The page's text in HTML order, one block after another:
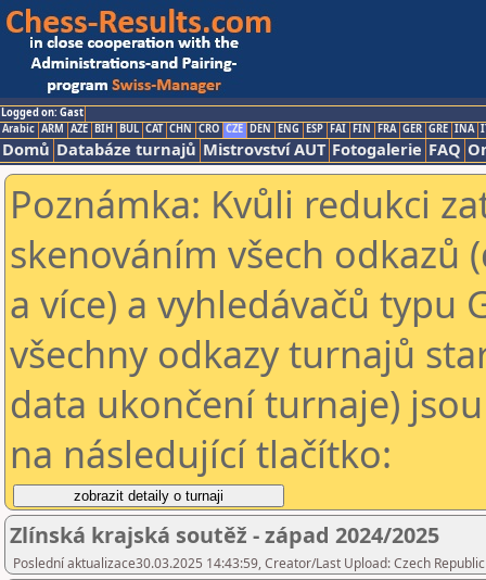
Logged on: Gast
Arabic ARM AZE BIH BUL CAT CHN CRO CZE DEN ENG ESP FAI FIN FRA GER GRE INA
Domů Databáze turnajů Mistrovství AUT Fotogalerie FAQ
Poznámka: Kvůli redukci
skenováním všech odkazů
a více) a vyhledávačů typu
všechny odkazy turnajů
data ukončení turnaje)
na následující tlačítko:
Zlínská krajská soutěž - západ 2024/2025
Poslední aktualizace30.03.2025 14:43:59, Creator/Last Upload: Czech